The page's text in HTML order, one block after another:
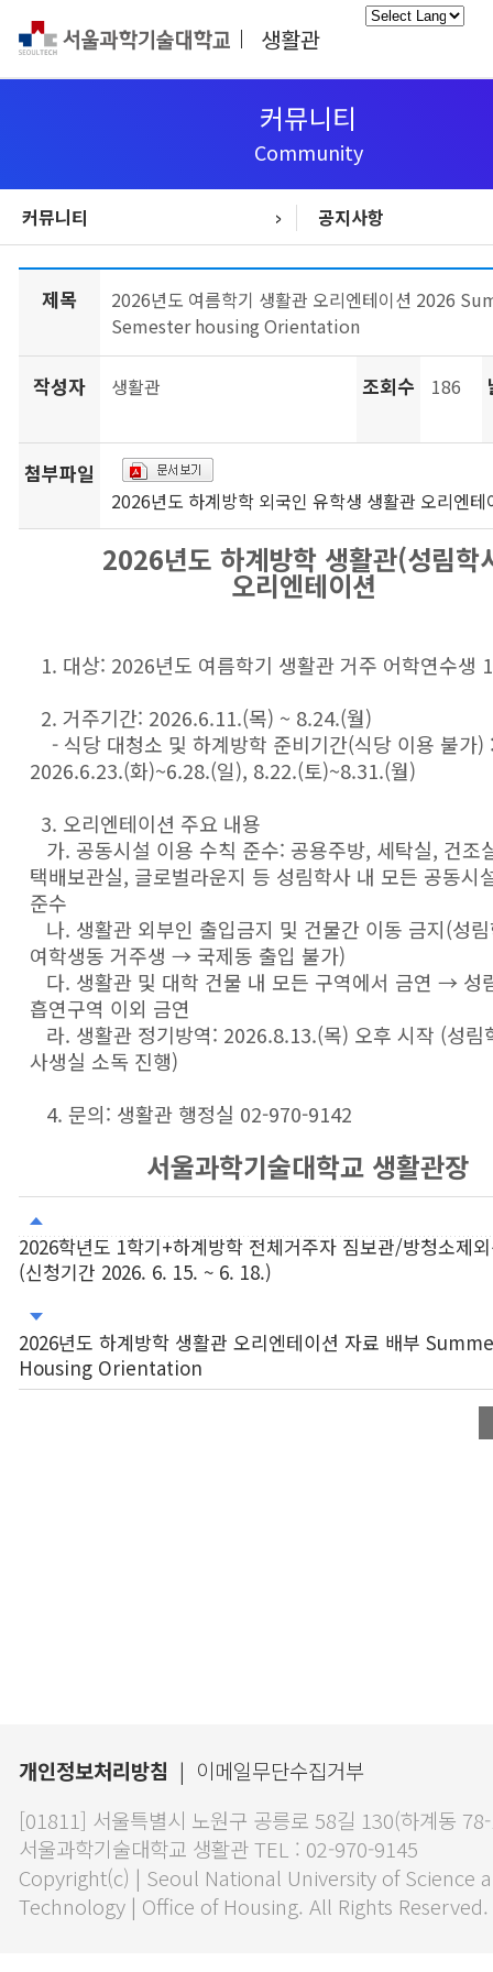
생활관
커뮤니티
Community
커뮤니티
공지사항
생활관 소개
시설안내
입사/퇴사 안내
생활관 생활
커뮤니티
통합정보
공지사항
생활관생 모집안내
FAQ
시설고장신고
교외주거서비스
생활관 소식
제목
2026년도 여름학기 생활관 오리엔테이션 2026
Semester housing Orientation
작성자 생활관 조회수 186
첨부파일
2026년도 하계방학 외국인 유학생 생활관 오리엔
2026년도 하계방학 생활관(성림학
오리엔테이션
1. 대상: 2026년도 여름학기 생활관 거주 어학연수생
2. 거주기간: 2026.6.11.(목) ~ 8.24.(월)
- 식당 대청소 및 하계방학 준비기간(식당 이용 불가)
2026.6.23.(화)~6.28.(일), 8.22.(토)~8.31.(월)
3. 오리엔테이션 주요 내용
가. 공동시설 이용 수칙 준수: 공용주방, 세탁실, 건조
택배보관실, 글로벌라운지 등 성림학사 내 모든 공동시
준수
나. 생활관 외부인 출입금지 및 건물간 이동 금지(성
여학생동 거주생 → 국제동 출입 불가)
다. 생활관 및 대학 건물 내 모든 구역에서 금연 → 성
흡연구역 이외 금연
라. 생활관 정기방역: 2026.8.13.(목) 오후 시작 (성림
사생실 소독 진행)
4. 문의: 생활관 행정실 02-970-9142
서울과학기술대학교 생활관장
2026학년도 1학기+하계방학 전체거주자 짐보관/방청소제
(신청기간 2026. 6. 15. ~ 6. 18.)
2026년도 하계방학 생활관 오리엔테이션 자료 배부
Housing Orientation
개인정보처리방침 | 이메일무단수집거부
[01811] 서울특별시 노원구 공릉로 58길 130(하계동
서울과학기술대학교 생활관 TEL : 02-970-9145
Copyright(c) | Seoul National University of Science
Technology | Office of Housing. All Rights Reserved.